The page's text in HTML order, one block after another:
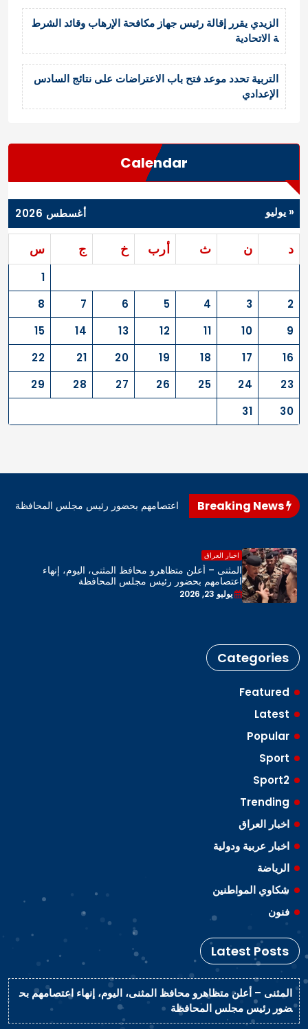
الزيدي يقرر إقالة رئيس جهاز مكافحة الإرهاب وقائد الشرط
ة الاتحادية
التربية تحدد موعد فتح باب الاعتراضات على نتائج السادس
الإعدادي
Calendar
أغسطس 2026
د ن ث أرب خ ج س
1
2
3
4
5
6
7
8
9
10
11
12
13
14
15
16
17
18
19
20
21
22
23
24
25
26
27
28
29
30
31
« يوليو
محافظ المثنى، اليوم، إنهاء اعتصامهم بحضور رئيس مجلس المحافظة
اخبار العراق
المثنى – أعلن متظاهرو محافظ المثنى، اليوم، إنهاء
اعتصامهم بحضور رئيس مجلس المحافظة
يوليو 23, 2026
Categories
Featured
Latest
Popular
Sport
Sport2
Trending
اخبار العراق
اخبار عربية ودولية
الرياضة
شكاوي المواطنين
فنون
Latest Posts
المثنى – أعلن متظاهرو محافظ المثنى، اليوم، إنهاء اعتصامهم بح
ضور رئيس مجلس المحافظة